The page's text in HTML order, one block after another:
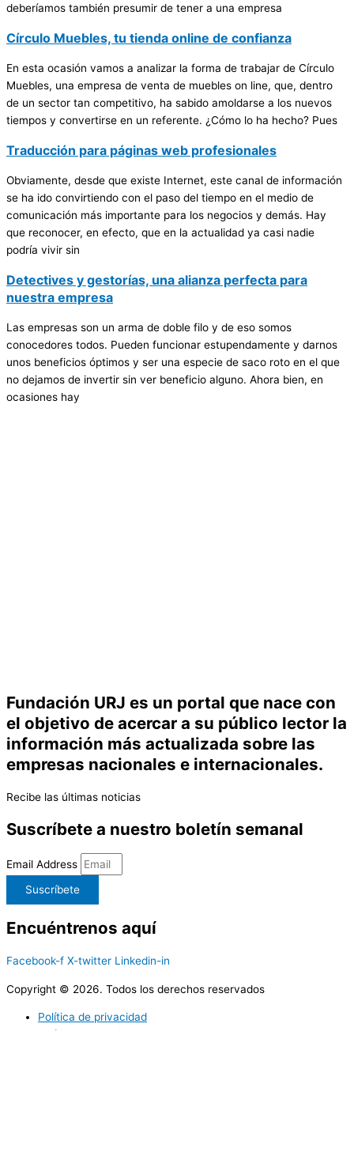
deberíamos también presumir de tener a una empresa
Círculo Muebles, tu tienda online de confianza
En esta ocasión vamos a analizar la forma de trabajar de Círculo
Muebles, una empresa de venta de muebles on line, que, dentro
de un sector tan competitivo, ha sabido amoldarse a los nuevos
tiempos y convertirse en un referente. ¿Cómo lo ha hecho? Pues
Traducción para páginas web profesionales
Obviamente, desde que existe Internet, este canal de información
se ha ido convirtiendo con el paso del tiempo en el medio de
comunicación más importante para los negocios y demás. Hay
que reconocer, en efecto, que en la actualidad ya casi nadie
podría vivir sin
Detectives y gestorías, una alianza perfecta para
nuestra empresa
Las empresas son un arma de doble filo y de eso somos
conocedores todos. Pueden funcionar estupendamente y darnos
unos beneficios óptimos y ser una especie de saco roto en el que
no dejamos de invertir sin ver beneficio alguno. Ahora bien, en
ocasiones hay
Fundación URJ es un portal que nace con
el objetivo de acercar a su público lector la
información más actualizada sobre las
empresas nacionales e internacionales.
Recibe las últimas noticias
Suscríbete a nuestro boletín semanal
Email Address
Suscríbete
Encuéntrenos aquí
Facebook-f X-twitter Linkedin-in
Copyright © 2026. Todos los derechos reservados
Política de privacidad
Política de cookies